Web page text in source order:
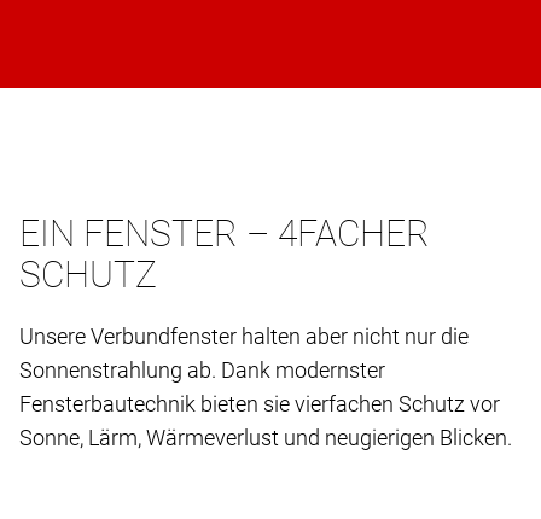
EIN FENSTER – 4FACHER
SCHUTZ
Unsere Verbundfenster halten aber nicht nur die
Sonnenstrahlung ab. Dank modernster
Fensterbautechnik bieten sie vierfachen Schutz vor
Sonne, Lärm, Wärmeverlust und neugierigen Blicken.